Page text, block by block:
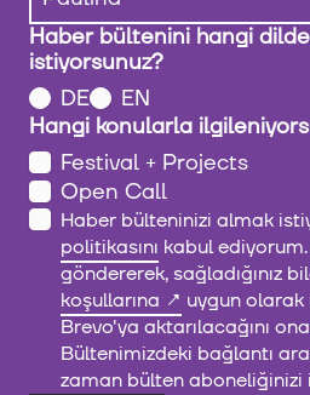
Haber bültenini hangi
istiyorsunuz?
DE
EN
Hangi konularla
Festival + Projects
Open Call
Haber bülteninizi almak
politikasını kabul
göndererek, sağladığınız
koşullarına
uygun olarak
Brevo'ya aktarılacağını
Bültenimizdeki bağlantı
zaman bülten